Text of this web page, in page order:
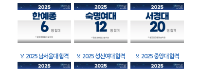
🏅 2025 남서울대 합격 🏅 2025 성신여대 합격 🏅 2025 중앙대 합격